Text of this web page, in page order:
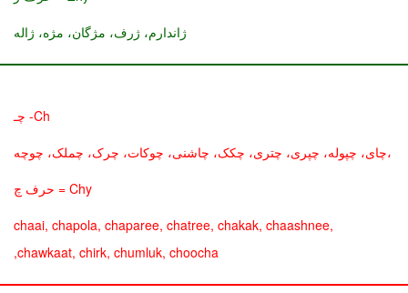
ژاندارم، ژرف، مژگان، مژه، ژاله
Ch- چـ
،چای، چپوله، چپری، چتری، چکک، چاشنی، چوکات، چرک، چملک، چوچه
Chy = حرف چ
chaai, chapola, chaparee, chatree, chakak, chaashnee,
chawkaat, chirk, chumluk, choocha,